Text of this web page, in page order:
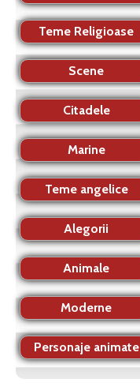
Teme Religioase
Scene
Citadele
Marine
Teme angelice
Alegorii
Animale
Moderne
Personaje animate